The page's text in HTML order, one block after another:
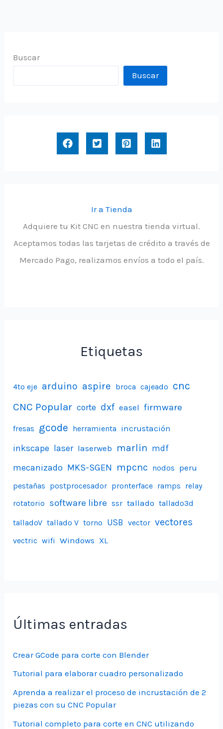
Buscar
Buscar
Ir a Tienda
Adquiere tu Kit CNC en nuestra tienda virtual.
Aceptamos todas las tarjetas de crédito a través de
Mercado Pago, realizamos envíos a todo el país.
Etiquetas
4to eje arduino aspire broca cajeado cnc
CNC Popular corte dxf easel firmware
fresas gcode herramienta incrustación
inkscape laser laserweb marlin mdf
mecanizado MKS-SGEN mpcnc nodos peru
pestañas postprocesador pronterface ramps relay
rotatorio software libre ssr tallado tallado3d
talladoV tallado V torno USB vector vectores
vectric wifi Windows XL
Últimas entradas
Crear GCode para corte con Blender
Tutorial para elaborar cuadro personalizado
Aprenda a realizar el proceso de incrustación de 2
piezas con su CNC Popular
Tutorial completo para corte en CNC utilizando